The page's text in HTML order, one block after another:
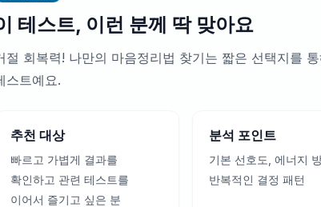
테스트, 이런 분께 딱 맞아요
절 회복력! 나만의 마음정리법 찾기는 짧은 선택지를
스트예요.
추천 대상
빠르고 가볍게 결과를
확인하고 관련 테스트를
이어서 즐기고 싶은 분
분석 포인트
기본 선호도, 에너지
반복적인 결정 패턴